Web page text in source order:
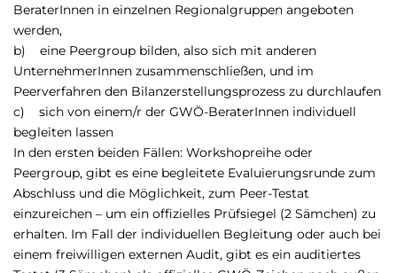
BeraterInnen in einzelnen Regionalgruppen angeboten
werden,
b) eine Peergroup bilden, also sich mit anderen
UnternehmerInnen zusammenschließen, und im
Peerverfahren den Bilanzerstellungsprozess zu durchlaufen
c) sich von einem/r der GWÖ-BeraterInnen individuell
begleiten lassen
In den ersten beiden Fällen: Workshopreihe oder
Peergroup, gibt es eine begleitete Evaluierungsrunde zum
Abschluss und die Möglichkeit, zum Peer-Testat
einzureichen – um ein offizielles Prüfsiegel (2 Sämchen) zu
erhalten. Im Fall der individuellen Begleitung oder auch bei
einem freiwilligen externen Audit, gibt es ein auditiertes